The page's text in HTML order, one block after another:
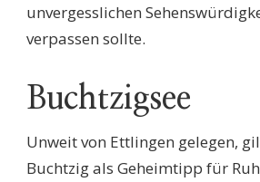
unvergesslichen
verpassen sollte.
Buchtzigsee
Unweit von Ettlingen gelegen,
Buchtzig als Geheimtipp für